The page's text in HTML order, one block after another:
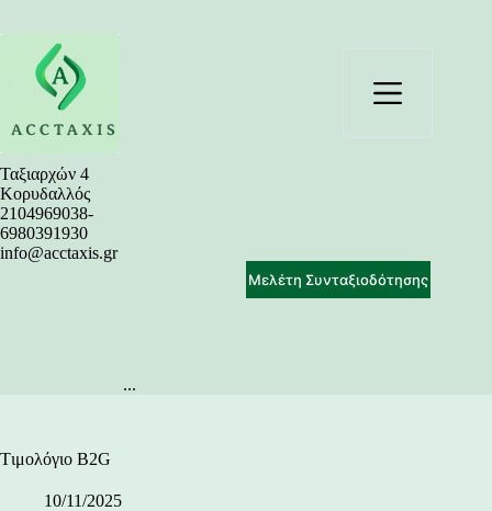
περιεχόμενο
Ταξιαρχών 4
Κορυδαλλός
2104969038-
6980391930
info@acctaxis.gr
...
Μελέτη Συνταξιοδότησης
Tιμολόγιο B2G
10/11/2025